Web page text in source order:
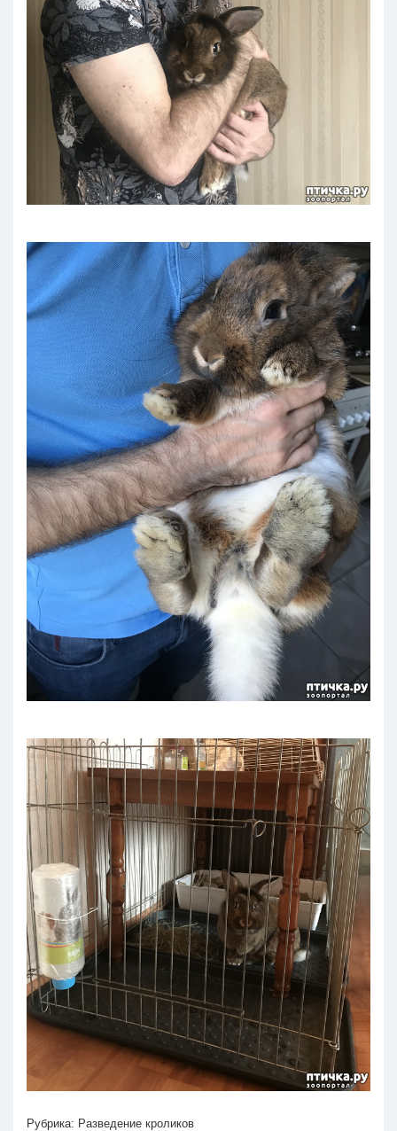
Рубрика: Разведение кроликов